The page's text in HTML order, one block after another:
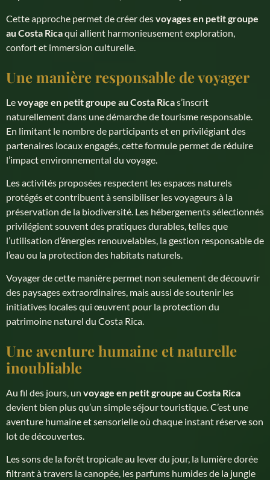
Cette approche permet de créer desvoyages en petit groupe
au Costa Ricaqui allient harmonieusement exploration,
confort et immersion culturelle.
Une manière responsable de voyager
Levoyage en petit groupe au Costa Ricas’inscrit
naturellement dans une démarche de tourisme responsable.
En limitant le nombre de participants et en privilégiant des
partenaires locaux engagés, cette formule permet de réduire
l’impact environnemental du voyage.
Les activités proposées respectent les espaces naturels
protégés et contribuent à sensibiliser les voyageurs à la
préservation de la biodiversité. Les hébergements sélectionnés
privilégient souvent des pratiques durables, telles que
l’utilisation d’énergies renouvelables, la gestion responsable de
l’eau ou la protection des habitats naturels.
Voyager de cette manière permet non seulement de découvrir
des paysages extraordinaires, mais aussi de soutenir les
initiatives locales qui œuvrent pour la protection du
patrimoine naturel du Costa Rica.
Une aventure humaine et naturelle
inoubliable
Au fil des jours, un voyage en petit groupe au Costa Rica
devient bien plus qu’un simple séjour touristique. C’est une
aventure humaine et sensorielle où chaque instant réserve son
lot de découvertes.
Les sons de la forêt tropicale au lever du jour, la lumière dorée
filtrant à travers la canopée, les parfums humides de la jungle